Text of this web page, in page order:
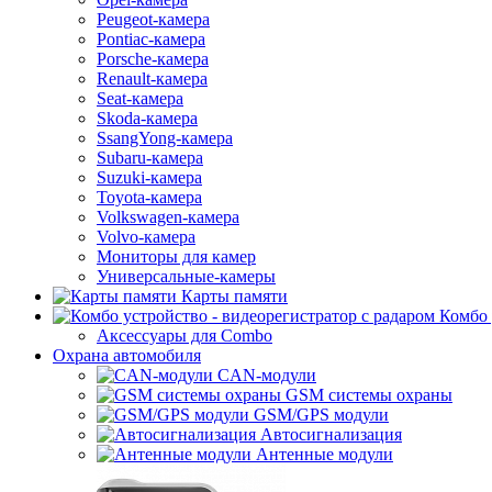
Peugeot-камера
Pontiac-камера
Porsche-камера
Renault-камера
Seat-камера
Skoda-камера
SsangYong-камера
Subaru-камера
Suzuki-камера
Toyota-камера
Volkswagen-камера
Volvo-камера
Мониторы для камер
Универсальные-камеры
Карты памяти
Комбо
Аксессуары для Combo
Охрана автомобиля
CAN-модули
GSM системы охраны
GSM/GPS модули
Автосигнализация
Антенные модули